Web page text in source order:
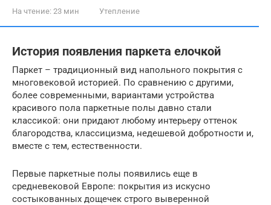
На чтение: 23 мин Утепление
История появления паркета елочкой
Паркет – традиционный вид напольного покрытия с
многовековой историей. По сравнению с другими,
более современными, вариантами устройства
красивого пола паркетные полы давно стали
классикой: они придают любому интерьеру оттенок
благородства, классицизма, недешевой добротности и,
вместе с тем, естественности.
Первые паркетные полы появились еще в
средневековой Европе: покрытия из искусно
состыкованных дощечек строго выверенной